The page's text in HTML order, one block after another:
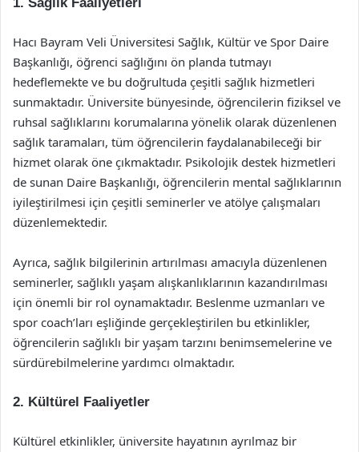
Hacı Bayram Veli Üniversitesi Sağlık, Kültür ve Spor Daire
Başkanlığı, öğrenci sağlığını ön planda tutmayı
hedeflemekte ve bu doğrultuda çeşitli sağlık hizmetleri
sunmaktadır. Üniversite bünyesinde, öğrencilerin fiziksel ve
ruhsal sağlıklarını korumalarına yönelik olarak düzenlenen
sağlık taramaları, tüm öğrencilerin faydalanabileceği bir
hizmet olarak öne çıkmaktadır. Psikolojik destek hizmetleri
de sunan Daire Başkanlığı, öğrencilerin mental sağlıklarının
iyileştirilmesi için çeşitli seminerler ve atölye çalışmaları
düzenlemektedir.
Ayrıca, sağlık bilgilerinin artırılması amacıyla düzenlenen
seminerler, sağlıklı yaşam alışkanlıklarının kazandırılması
için önemli bir rol oynamaktadır. Beslenme uzmanları ve
spor coach’ları eşliğinde gerçekleştirilen bu etkinlikler,
öğrencilerin sağlıklı bir yaşam tarzını benimsemelerine ve
sürdürebilmelerine yardımcı olmaktadır.
2. Kültürel Faaliyetler
Kültürel etkinlikler, üniversite hayatının ayrılmaz bir